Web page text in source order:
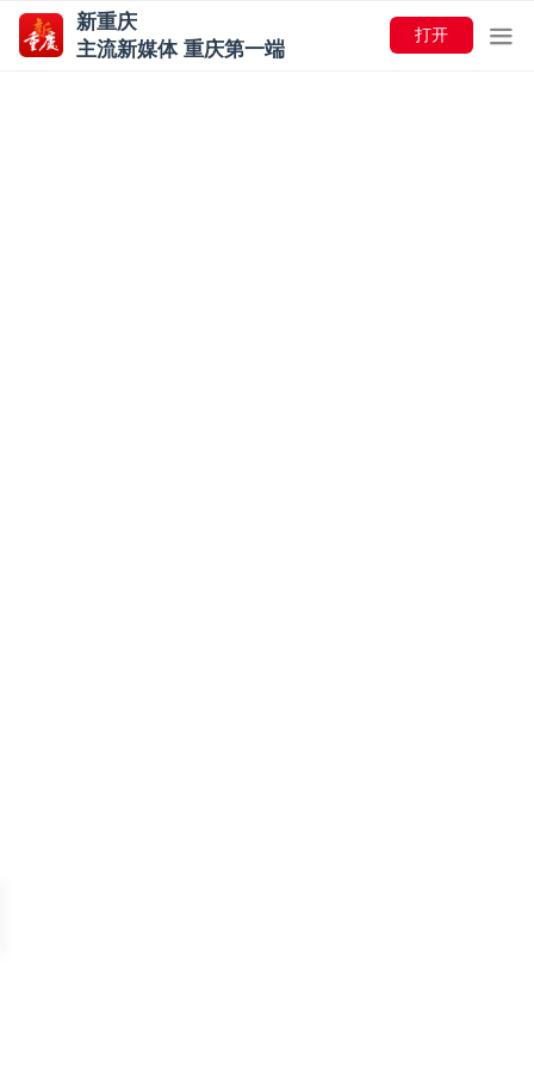
新重庆
主流新媒体 重庆第一端
打开